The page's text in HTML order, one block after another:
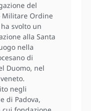
del
Militare Ordine
svolto un
alla Santa
nella
di
Duomo, nel
negli
di Padova,